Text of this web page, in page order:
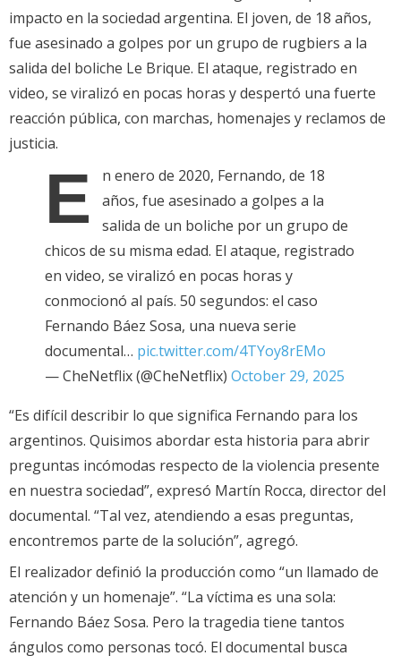
impacto en la sociedad argentina. El joven, de 18 años,
fue asesinado a golpes por un grupo de rugbiers a la
salida del boliche Le Brique. El ataque, registrado en
video, se viralizó en pocas horas y despertó una fuerte
reacción pública, con marchas, homenajes y reclamos de
justicia.
E
n enero de 2020, Fernando, de 18
años, fue asesinado a golpes a la
salida de un boliche por un grupo de
chicos de su misma edad. El ataque, registrado
en video, se viralizó en pocas horas y
conmocionó al país. 50 segundos: el caso
Fernando Báez Sosa, una nueva serie
documental… pic.twitter.com/4TYoy8rEMo
— CheNetflix (@CheNetflix) October 29, 2025
“Es difícil describir lo que significa Fernando para los
argentinos. Quisimos abordar esta historia para abrir
preguntas incómodas respecto de la violencia presente
en nuestra sociedad”, expresó Martín Rocca, director del
documental. “Tal vez, atendiendo a esas preguntas,
encontremos parte de la solución”, agregó.
El realizador definió la producción como “un llamado de
atención y un homenaje”. “La víctima es una sola:
Fernando Báez Sosa. Pero la tragedia tiene tantos
ángulos como personas tocó. El documental busca